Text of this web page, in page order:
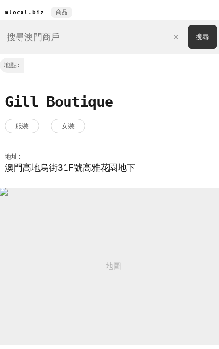
mlocal.biz 商品
地點:
Gill Boutique
服裝 女裝
地址:
澳門高地烏街31F號高雅花園地下